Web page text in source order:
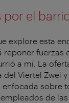
por el
explore esta
reponer fuerzas
a mí. La
Viertel Zwei
enfocada sobre
de